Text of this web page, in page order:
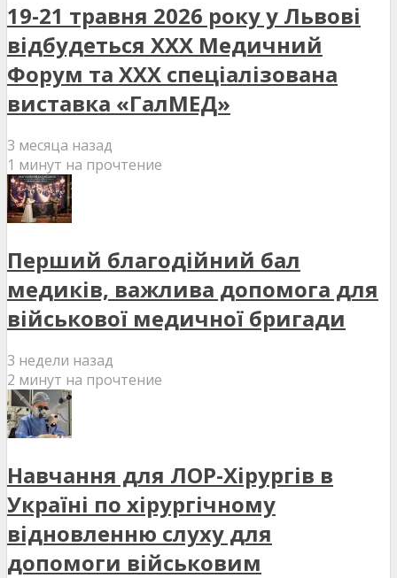
19-21 травня 2026 року у Львові
відбудеться XXX Медичний
Форум та XXX спеціалізована
виставка «ГалМЕД»
3 месяца назад
1 минут на прочтение
Перший благодійний бал
медиків, важлива допомога для
військової медичної бригади
3 недели назад
2 минут на прочтение
Навчання для ЛОР-Хірургів в
Україні по хірургічному
відновленню слуху для
допомоги військовим